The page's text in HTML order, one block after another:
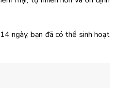
ngày, bạn đã có thể sinh hoạt